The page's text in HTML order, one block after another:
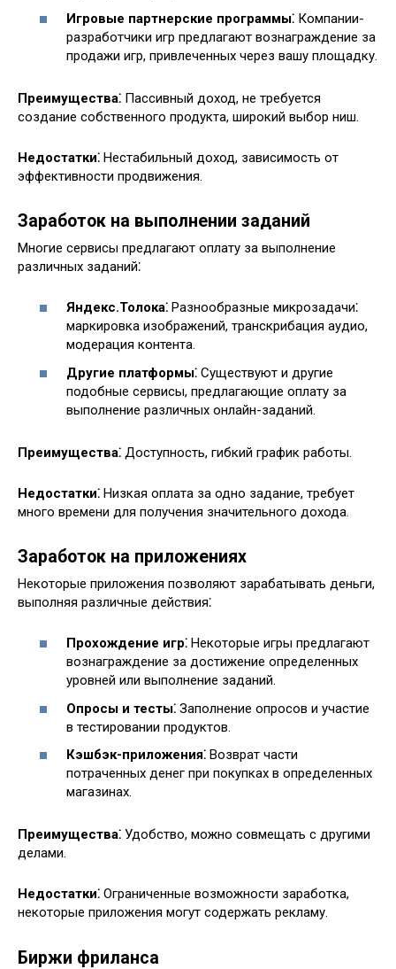
Игровые партнерские программы⁚ Компании-
разработчики игр предлагают вознаграждение за
продажи игр, привлеченных через вашу площадку.
Преимущества⁚ Пассивный доход, не требуется
создание собственного продукта, широкий выбор ниш.
Недостатки⁚ Нестабильный доход, зависимость от
эффективности продвижения.
Заработок на выполнении заданий
Многие сервисы предлагают оплату за выполнение
различных заданий⁚
Яндекс.Толока⁚ Разнообразные микрозадачи⁚
маркировка изображений, транскрибация аудио,
модерация контента.
Другие платформы⁚ Существуют и другие
подобные сервисы, предлагающие оплату за
выполнение различных онлайн-заданий.
Преимущества⁚ Доступность, гибкий график работы.
Недостатки⁚ Низкая оплата за одно задание, требует
много времени для получения значительного дохода.
Заработок на приложениях
Некоторые приложения позволяют зарабатывать деньги,
выполняя различные действия⁚
Прохождение игр⁚ Некоторые игры предлагают
вознаграждение за достижение определенных
уровней или выполнение заданий.
Опросы и тесты⁚ Заполнение опросов и участие
в тестировании продуктов.
Кэшбэк-приложения⁚ Возврат части
потраченных денег при покупках в определенных
магазинах.
Преимущества⁚ Удобство, можно совмещать с другими
делами.
Недостатки⁚ Ограниченные возможности заработка,
некоторые приложения могут содержать рекламу.
Биржи фриланса